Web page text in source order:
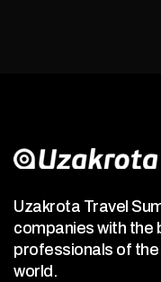
Uzakrota Travel
companies with the
professionals of
world.